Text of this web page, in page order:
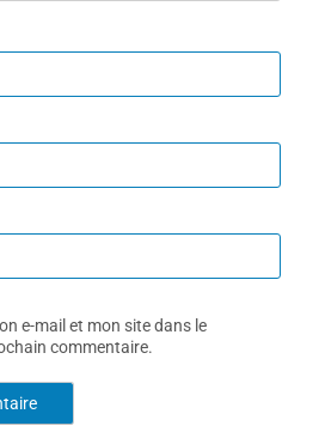
e-mail et mon site dans le
commentaire.